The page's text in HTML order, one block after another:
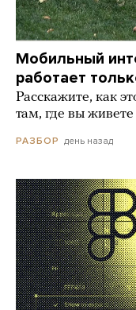
Мобильный
работает
Расскажите, как
там, где вы живете
РАЗБОР день назад